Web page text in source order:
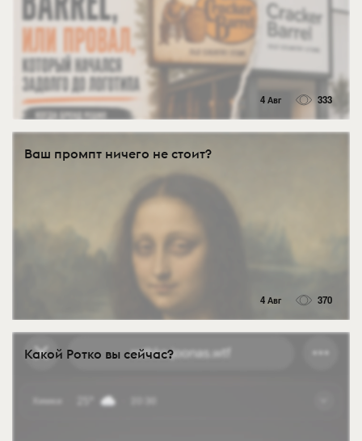
4 Авг 333
Ваш промпт ничего не стоит?
4 Авг 370
Какой Ротко вы сейчас?